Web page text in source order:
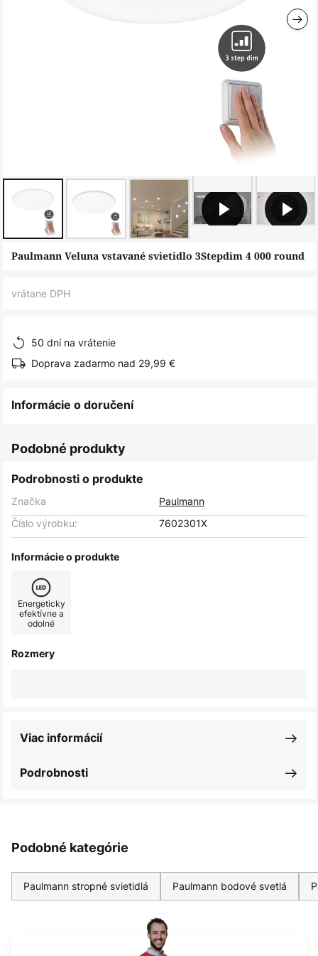
Preskočiť
Paulmann Veluna vstavané svietidlo 3Stepdim 4 000 round
vrátane DPH
50 dní na vrátenie
Doprava zadarmo nad 29,99 €
Informácie o doručení
Podobné produkty
Podrobnosti o produkte
Značka
Paulmann
Číslo výrobku:
7602301X
Informácie o produkte
Energeticky
efektívne a
odolné
Rozmery
Podrobnosti
Viac informácií
Podobné kategórie
Paulmann stropné svietidlá Paulmann bodové svetlá